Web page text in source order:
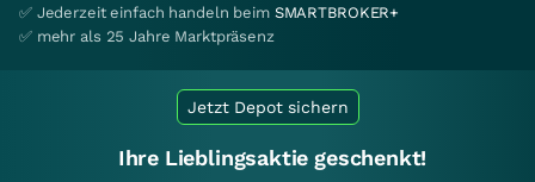
✅ Jederzeit einfach handeln beim SMARTBROKER+
✅ mehr als 25 Jahre Marktpräsenz
Jetzt Depot sichern
Ihre Lieblingsaktie geschenkt!